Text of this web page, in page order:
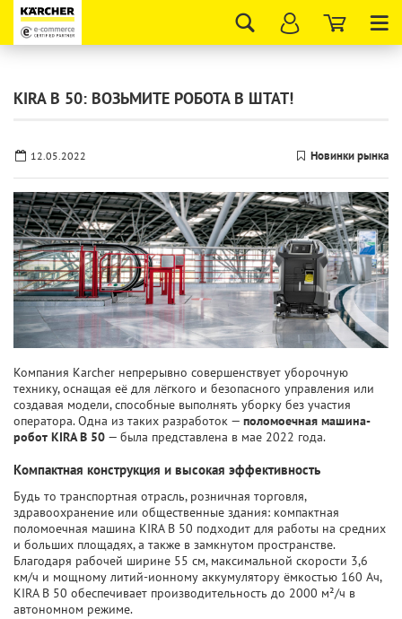
KIRA B 50: ВОЗЬМИТЕ РОБОТА В ШТАТ!
12.05.2022 Новинки рынка
Компания Karcher непрерывно совершенствует уборочную
технику, оснащая её для лёгкого и безопасного управления или
создавая модели, способные выполнять уборку без участия
оператора. Одна из таких разработок — поломоечная машина-
робот KIRA B 50 — была представлена в мае 2022 года.
Компактная конструкция и высокая эффективность
Будь то транспортная отрасль, розничная торговля,
здравоохранение или общественные здания: компактная
поломоечная машина KIRA B 50 подходит для работы на средних
и больших площадях, а также в замкнутом пространстве.
Благодаря рабочей ширине 55 см, максимальной скорости 3,6
км/ч и мощному литий-ионному аккумулятору ёмкостью 160 Ач,
KIRA B 50 обеспечивает производительность до 2000 м²/ч в
автономном режиме.